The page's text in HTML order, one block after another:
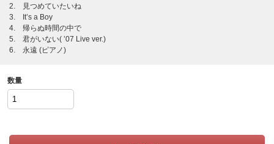
2. 見つめていたいね
3. It’s a Boy
4. 帰らぬ時間の中で
5. 君がいない( ’07 Live ver.)
6. 永遠 (ピアノ)
数量